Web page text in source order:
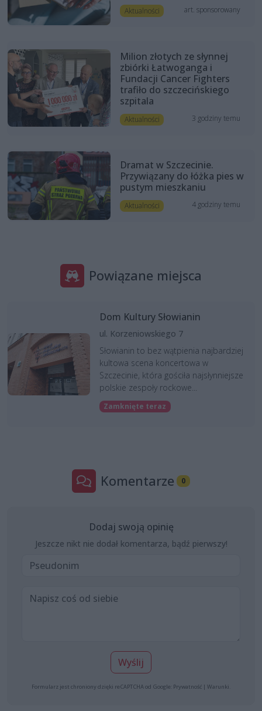
Aktualności art. sponsorowany
Milion złotych ze słynnej
zbiórki Łatwoganga i
Fundacji Cancer Fighters
trafiło do szczecińskiego
szpitala
Aktualności 3 godziny temu
Dramat w Szczecinie.
Przywiązany do łóżka pies w
pustym mieszkaniu
Aktualności 4 godziny temu
Powiązane miejsca
Dom Kultury Słowianin
ul. Korzeniowskiego 7
Słowianin to bez wątpienia najbardziej
kultowa scena koncertowa w
Szczecinie, która gościła najsłynniejsze
polskie zespoły rockowe...
Zamknięte teraz
Komentarze 0
Dodaj swoją opinię
Jeszcze nikt nie dodał komentarza, bądź pierwszy!
Wyślij
Formularz jest chroniony dzięki reCAPTCHA od Google: Prywatność | Warunki